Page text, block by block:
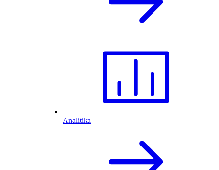
Analitika